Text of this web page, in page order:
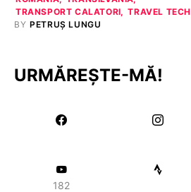
TRANSPORT CALATORI
TRAVEL TECH
BY PETRUȘ LUNGU
URMĂREȘTE-MĂ!
182